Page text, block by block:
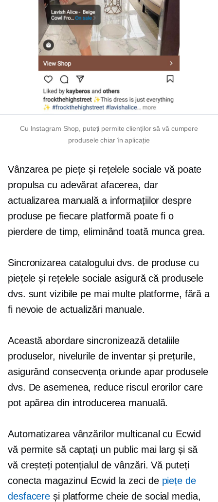
Cu Instagram Shop, puteți permite clienților să vă cumpere
produsele chiar în aplicație
Vânzarea pe piețe și rețelele sociale vă poate
propulsa cu adevărat afacerea, dar
actualizarea manuală a informațiilor despre
produse pe fiecare platformă poate fi o
pierdere de timp, eliminând toată munca grea.
Sincronizarea catalogului dvs. de produse cu
piețele și rețelele sociale asigură că produsele
dvs. sunt vizibile pe mai multe platforme, fără a
fi nevoie de actualizări manuale.
Această abordare sincronizează detaliile
produselor, nivelurile de inventar și prețurile,
asigurând consecvența oriunde apar produsele
dvs. De asemenea, reduce riscul erorilor care
pot apărea din introducerea manuală.
Automatizarea vânzărilor multicanal cu Ecwid
vă permite să captați un public mai larg și să
vă creșteți potențialul de vânzări. Vă puteți
conecta magazinul Ecwid la zeci de piețe de
desfacere și platforme cheie de social media,